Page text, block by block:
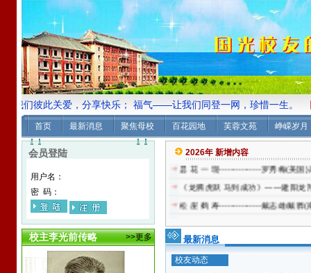
彼此关爱，分享快乐； 福气——让我们同登一网，珍惜一生。
首页 最新消息 聚焦母校 百花园地 芙蓉文苑 峥嵘岁月
会员登陆
用户名：
密 码：
2026年 新增内容
访加拿大七律诗二首---------------戴
昙 花 一 现---------------罗秀梅(美国
《龙腾虎跃 马到成功》——建阳龙
松 崖 鹤 寿---------------戴志雄/戴骅
心 得--------------------黄跃进 (南安)
长征胜利九十周年赋----洪高松 高
校主李光前传略 >>更多 最新消息
校友动态